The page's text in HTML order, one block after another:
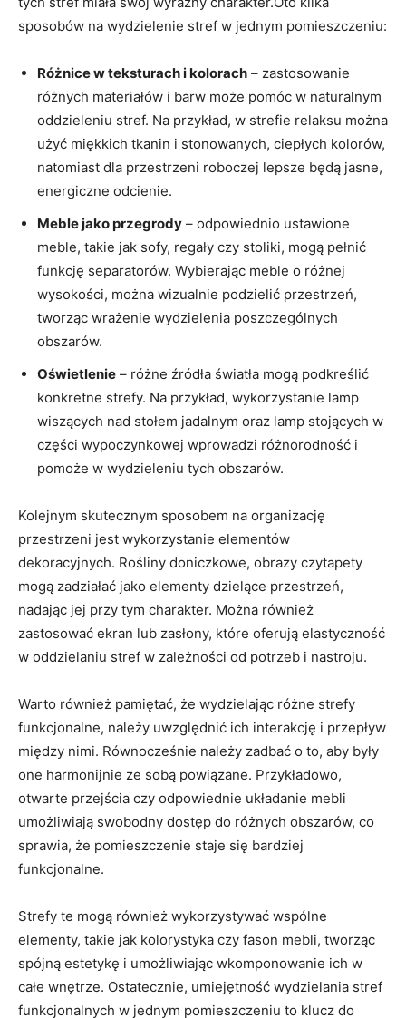
sposobów na wydzielenie stref‌ w jednym pomieszczeniu:
Różnice w teksturach i‌ kolorach – zastosowanie
różnych materiałów i barw może pomóc w naturalnym
oddzieleniu stref. Na przykład, w strefie relaksu można
użyć miękkich tkanin i stonowanych, ciepłych kolorów,
natomiast dla przestrzeni roboczej lepsze będą jasne,
energiczne odcienie.
Meble jako przegrody – odpowiednio ustawione
meble, takie jak sofy, regały czy stoliki, mogą pełnić
funkcję separatorów. Wybierając meble ⁣o różnej
wysokości, można wizualnie podzielić przestrzeń,
tworząc wrażenie wydzielenia poszczególnych
obszarów.
Oświetlenie – różne źródła⁤ światła mogą podkreślić
konkretne strefy. Na przykład, wykorzystanie lamp​
wiszących nad stołem jadalnym oraz ‌lamp stojących w
części wypoczynkowej wprowadzi różnorodność i
pomoże w wydzieleniu tych obszarów.
Kolejnym skutecznym sposobem na organizację
przestrzeni jest wykorzystanie elementów
dekoracyjnych.⁣ Rośliny doniczkowe, obrazy czytapety
mogą zadziałać jako elementy dzielące przestrzeń,
nadając jej przy tym charakter. Można również
zastosować ekran lub zasłony, które oferują elastyczność
w oddzielaniu stref w zależności od⁢ potrzeb i nastroju.
Warto również pamiętać, że wydzielając różne strefy‌
funkcjonalne, należy uwzględnić ich interakcję i przepływ
między nimi. Równocześnie należy zadbać o to, aby były
one harmonijnie ze sobą‍ powiązane. Przykładowo,
otwarte przejścia ⁣czy‍ odpowiednie układanie⁤ mebli
umożliwiają swobodny dostęp do różnych obszarów, co
sprawia, że pomieszczenie staje się bardziej
funkcjonalne.
Strefy te mogą również wykorzystywać wspólne
elementy, takie jak kolorystyka czy fason ⁤mebli,⁣ tworząc
spójną ‌estetykę i umożliwiając wkomponowanie ich ⁣w
całe wnętrze. Ostatecznie, umiejętność wydzielania ‍stref
funkcjonalnych w jednym pomieszczeniu to klucz do⁢